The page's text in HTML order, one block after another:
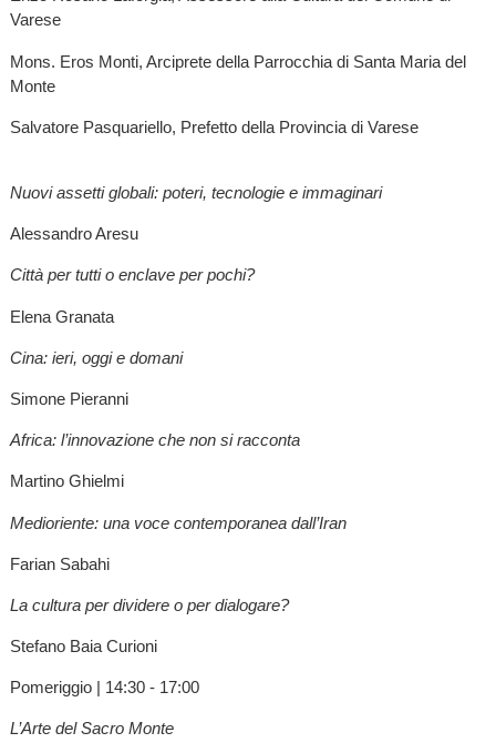
Varese
Mons. Eros Monti, Arciprete della Parrocchia di Santa Maria del
Monte
Salvatore Pasquariello, Prefetto della Provincia di Varese
Nuovi assetti globali: poteri, tecnologie e immaginari
Alessandro Aresu
Città per tutti o enclave per pochi?
Elena Granata
Cina: ieri, oggi e domani
Simone Pieranni
Africa: l’innovazione che non si racconta
Martino Ghielmi
Medioriente: una voce contemporanea dall’Iran
Farian Sabahi
La cultura per dividere o per dialogare?
Stefano Baia Curioni
Pomeriggio | 14:30 - 17:00
L’Arte del Sacro Monte